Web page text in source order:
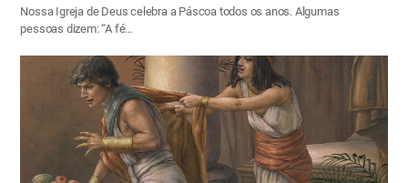
Nossa Igreja de Deus celebra a Páscoa todos os anos. Algumas
pessoas dizem: “A fé…